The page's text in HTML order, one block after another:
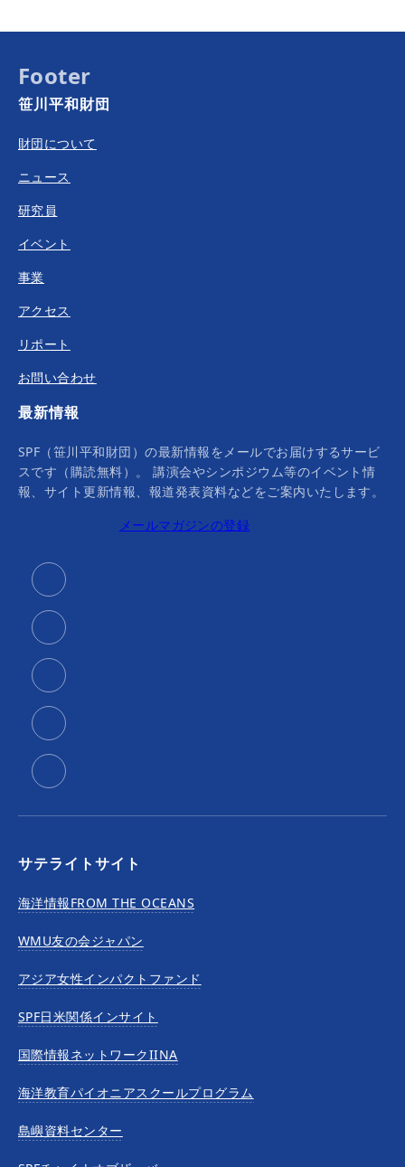
Footer
笹川平和財団
財団について
ニュース
研究員
イベント
事業
アクセス
リポート
お問い合わせ
最新情報
SPF（笹川平和財団）の最新情報をメールでお届けするサービ
スです（購読無料）。 講演会やシンポジウム等のイベント情
報、サイト更新情報、報道発表資料などをご案内いたします。
メールマガジンの登録
サテライトサイト
海洋情報FROM THE OCEANS
WMU友の会ジャパン
アジア女性インパクトファンド
SPF日米関係インサイト
国際情報ネットワークIINA
海洋教育パイオニアスクールプログラム
島嶼資料センター